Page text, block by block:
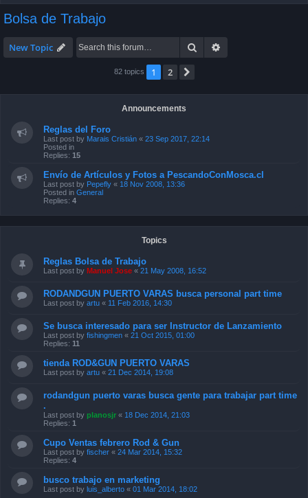
Bolsa de Trabajo
New Topic Search
82 topics 1 2
Announcements
Reglas del Foro
Last post by Marais Cristián « 23 Sep 2017, 22:14
Posted in
Replies: 15
Envío de Artículos y Fotos a PescandoConMosca.cl
Last post by Pepefly « 18 Nov 2008, 13:36
Posted in General
Replies: 4
Topics
Reglas Bolsa de Trabajo
Last post by Manuel Jose « 21 May 2008, 16:52
RODANDGUN PUERTO VARAS busca personal part time
Last post by artu « 11 Feb 2016, 14:30
Se busca interesado para ser Instructor de Lanzamiento
Last post by fishingmen « 21 Oct 2015, 01:00
Replies: 11
tienda ROD&GUN PUERTO VARAS
Last post by artu « 21 Dec 2014, 19:08
rodandgun puerto varas busca gente para trabajar part time
.
Last post by planosjr « 18 Dec 2014, 21:03
Replies: 1
Cupo Ventas febrero Rod & Gun
Last post by fischer « 24 Mar 2014, 15:32
Replies: 4
busco trabajo en marketing
Last post by luis_alberto « 01 Mar 2014, 18:02